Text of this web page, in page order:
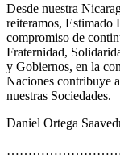
Desde nuestra
reiteramos, Estimado
compromiso de
Fraternidad,
y Gobiernos, en la
Naciones contribuye
nuestras Sociedades.
Daniel Ortega